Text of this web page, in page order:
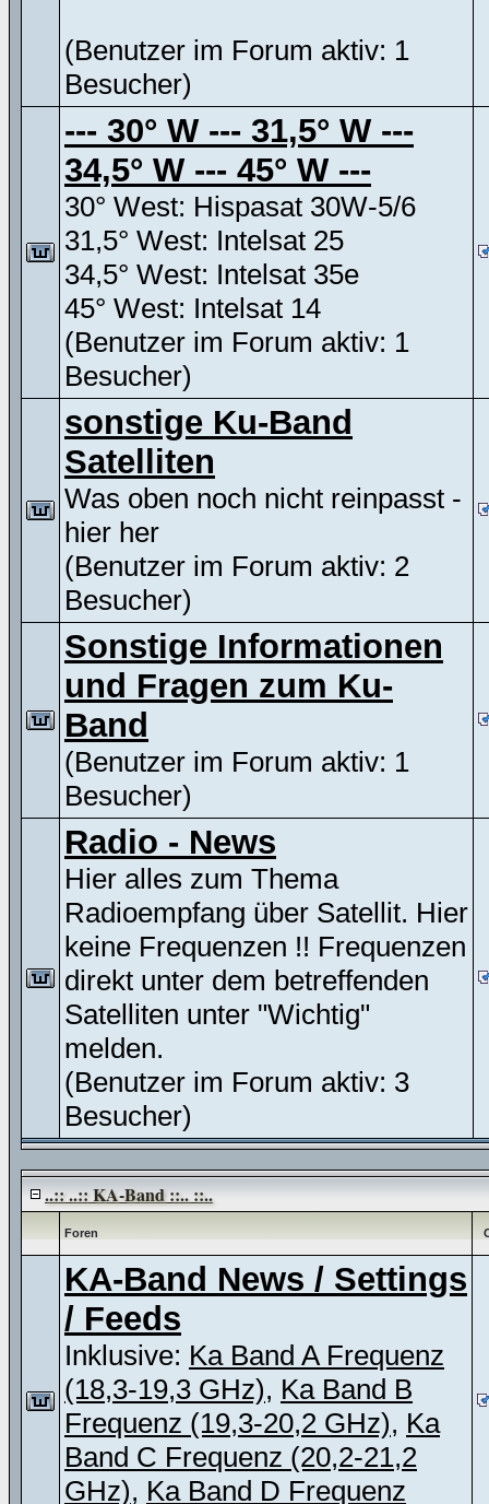
(Benutzer im Forum aktiv: 1
Besucher)
--- 30° W --- 31,5° W ---
34,5° W --- 45° W ---
30° West: Hispasat 30W-5/6
31,5° West: Intelsat 25
34,5° West: Intelsat 35e
45° West: Intelsat 14
(Benutzer im Forum aktiv: 1
Besucher)
sonstige Ku-Band
Satelliten
Was oben noch nicht reinpasst -
hier her
(Benutzer im Forum aktiv: 2
Besucher)
Sonstige Informationen
und Fragen zum Ku-
Band
(Benutzer im Forum aktiv: 1
Besucher)
Radio - News
Hier alles zum Thema
Radioempfang über Satellit. Hier
keine Frequenzen !! Frequenzen
direkt unter dem betreffenden
Satelliten unter "Wichtig"
melden.
(Benutzer im Forum aktiv: 3
Besucher)
..:: ..:: KA-Band ::.. ::..
Foren
KA-Band News / Settings
/ Feeds
Inklusive: Ka Band A Frequenz
(18,3-19,3 GHz), Ka Band B
Frequenz (19,3-20,2 GHz), Ka
Band C Frequenz (20,2-21,2
GHz), Ka Band D Frequenz